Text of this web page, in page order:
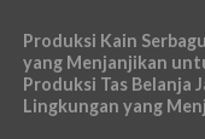
Produksi Kain
yang Menjanjikan
Produksi Tas Belanja
Lingkungan yang